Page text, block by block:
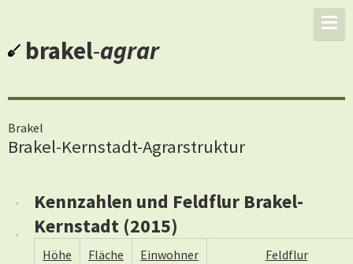
brakel-agrar
Brakel
Brakel-Kernstadt-Agrarstruktur
Kennzahlen und Feldflur Brakel-
Kernstadt (2015)
Höhe Fläche Einwohner Feldflur